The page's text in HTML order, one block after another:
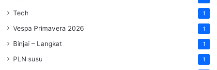
Tech 1
Vespa Primavera 2026 1
Binjai – Langkat 1
PLN susu 1